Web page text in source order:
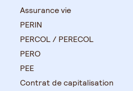
Assurance vie
PERIN
PERCOL / PERECOL
PERO
PEE
Contrat de capitalisation